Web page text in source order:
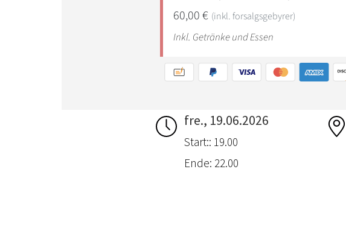
fre., 19.06.2026
Start:: 19.00
Ende: 22.00